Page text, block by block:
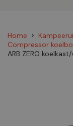
Home chevron_right
Compressor
ARB ZERO